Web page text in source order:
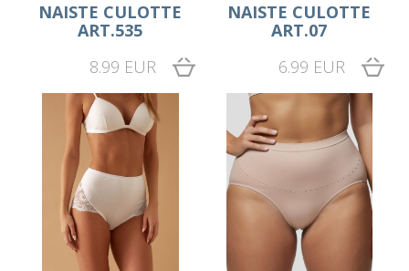
NAISTE CULOTTE
ART.535
8.99 EUR
NAISTE CULOTTE
ART.07
6.99 EUR